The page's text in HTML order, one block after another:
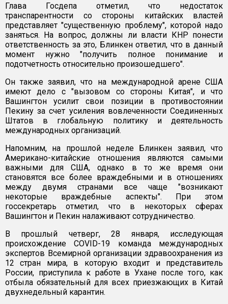
Глава Госдепа отметил, что недостаток
транспарентности со стороны китайских властей
представляет "существенную проблему", которой надо
заняться. На вопрос, должны ли власти КНР понести
ответственность за это, Блинкен ответил, что в данный
момент нужно "получить полное понимание и
подотчетность относительно произошедшего".
Он также заявил, что на международной арене США
имеют дело с "вызовом со стороны Китая", и что
Вашингтон усилит свои позиции в противостоянии
Пекину за счет усиления вовлеченности Соединенных
Штатов в глобальную политику и деятельность
международных организаций.
Напомним, на прошлой неделе Блинкен заявил, что
Американо-китайские отношения являются самыми
важными для США, однако в то же время они
становятся все более враждебными и в отношениях
между двумя странами все чаще "возникают
некоторые враждебные аспекты". При этом
госсекретарь отметил, что в некоторых сферах
Вашингтон и Пекин налаживают сотрудничество.
В прошлый четверг, 28 января, исследующая
происхождение COVID-19 команда международных
экспертов Всемирной организации здравоохранения из
12 стран мира, в которую входит и представитель
России, приступила к работе в Ухане после того, как
отбыла обязательный для всех приезжающих в Китай
двухнедельный карантин.